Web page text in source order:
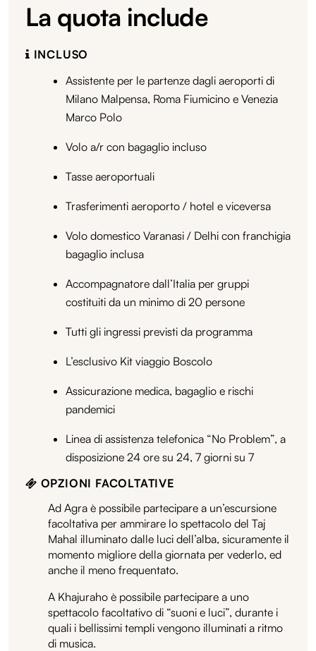
La quota include
INCLUSO
Assistente per le partenze dagli aeroporti di
Milano Malpensa, Roma Fiumicino e Venezia
Marco Polo
Volo a/r con bagaglio incluso
Tasse aeroportuali
Trasferimenti aeroporto / hotel e viceversa
Volo domestico Varanasi / Delhi con franchigia
bagaglio inclusa
Accompagnatore dall’Italia per gruppi
costituiti da un minimo di 20 persone
Tutti gli ingressi previsti da programma
L’esclusivo Kit viaggio Boscolo
Assicurazione medica, bagaglio e rischi
pandemici
Linea di assistenza telefonica “No Problem”, a
disposizione 24 ore su 24, 7 giorni su 7
OPZIONI FACOLTATIVE
Ad Agra è possibile partecipare a un’escursione
facoltativa per ammirare lo spettacolo del Taj
Mahal illuminato dalle luci dell’alba, sicuramente il
momento migliore della giornata per vederlo, ed
anche il meno frequentato.
A Khajuraho è possibile partecipare a uno
spettacolo facoltativo di “suoni e luci”, durante i
quali i bellissimi templi vengono illuminati a ritmo
di musica.